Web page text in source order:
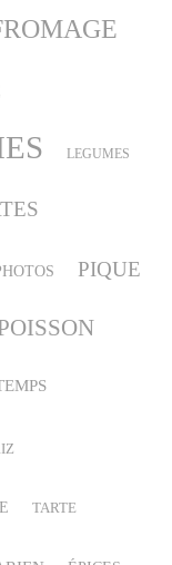
LEGUMES
PIQUE
TARTE